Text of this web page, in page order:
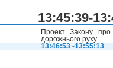
13:45:39-
Проект Закону
дорожнього руху
13:46:53 -13:55:13